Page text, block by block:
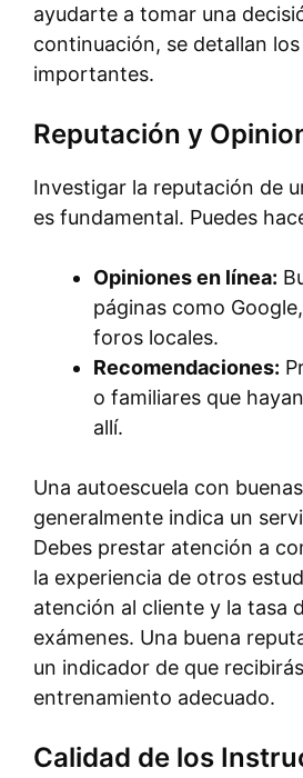
ayudarte a tomar una
continuación, se detallan
importantes.
Reputación y
Investigar la reputación de
es fundamental. Puedes
Opiniones en línea:
páginas como
foros locales.
Recomendaciones:
o familiares que
allí.
Una autoescuela con
generalmente indica un
Debes prestar atención a
la experiencia de otros
atención al cliente y la tasa
exámenes. Una buena
un indicador de que
entrenamiento adecuado.
Calidad de los